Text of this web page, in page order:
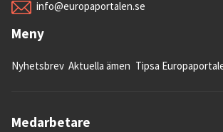
info@europaportalen.se
Meny
Nyhetsbrev Aktuella ämen Tipsa
Medarbetare